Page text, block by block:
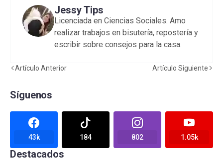
Jessy Tips
Licenciada en Ciencias Sociales. Amo
realizar trabajos en bisutería, repostería y
escribir sobre consejos para la casa.
Artículo Anterior Artículo Siguiente
Síguenos
43k 184 802 1.05k
Destacados